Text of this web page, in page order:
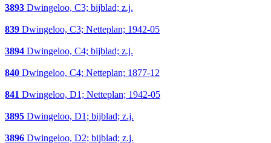
3893 Dwingeloo, C3; bijblad; z.j.
839 Dwingeloo, C3; Netteplan; 1942-05
3894 Dwingeloo, C4; bijblad; z.j.
840 Dwingeloo, C4; Netteplan; 1877-12
841 Dwingeloo, D1; Netteplan; 1942-05
3895 Dwingeloo, D1; bijblad; z.j.
3896 Dwingeloo, D2; bijblad; z.j.